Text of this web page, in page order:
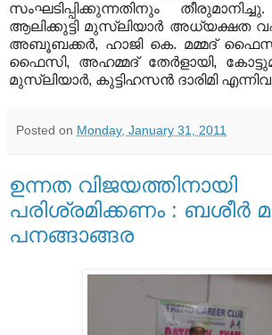
സംഘടിപ്പിക്കുന്നതിനും
ആലിക്കുട്ടി മുസ്‌ലിയാര്‍ അധ്യക്ഷത
അബൂബക്കര്‍, ഹാജി കെ. മമ്മദ്
ഫൈസി, അഹമ്മദ് തേര്‍ളായി,
മുസ്‌ലിയാര്‍, കുട്ടിഹസന്‍ ദാരിമി
Posted on Monday, January 31, 2011
ഉന്നത വിജയത്തിനായി
പരിശ്രമിക്കണം : ബശീര്‍
പനങ്ങാങ്ങര